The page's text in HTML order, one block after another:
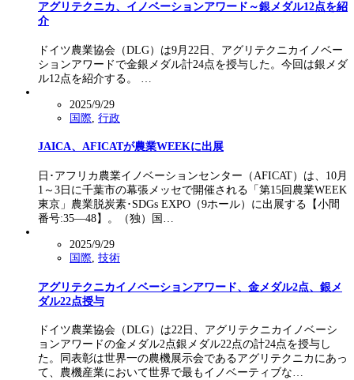
アグリテクニカ、イノベーションアワード～銀メダル12点を紹
介
ドイツ農業協会（DLG）は9月22日、アグリテクニカイノベー
ションアワードで金銀メダル計24点を授与した。今回は銀メダ
ル12点を紹介する。 …
2025/9/29
国際 行政
JAICA、AFICATが農業WEEKに出展
日･アフリカ農業イノベーションセンター（AFICAT）は、10月
1～3日に千葉市の幕張メッセで開催される「第15回農業WEEK
東京」農業脱炭素･SDGs EXPO（9ホール）に出展する【小間
番号:35―48】。（独）国…
2025/9/29
国際, 技術
アグリテクニカイノベーションアワード、金メダル2点、銀メ
ダル22点授与
ドイツ農業協会（DLG）は22日、アグリテクニカイノベーシ
ョンアワードの金メダル2点銀メダル22点の計24点を授与し
た。同表彰は世界一の農機展示会であるアグリテクニカにあっ
て、農機産業において世界で最もイノベーティブな…